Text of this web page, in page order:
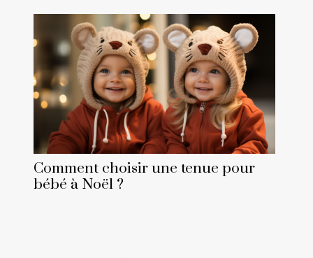
Comment choisir une tenue pour
bébé à Noël ?